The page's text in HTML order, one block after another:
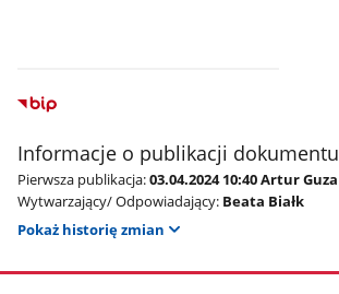
Informacje o publikacji dokumentu
Pierwsza publikacja:03.04.2024 10:40 Artur Guza
Wytwarzający/ Odpowiadający: Beata Białk
Pokaż historię zmian